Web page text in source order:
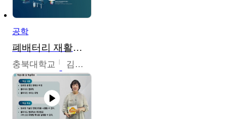
공학
폐배터리 재활용 공학
충북대학교 김영재,최진섭,한성수,한요셉,윤문수,박유세,강동우,박민준,이동주,조채용